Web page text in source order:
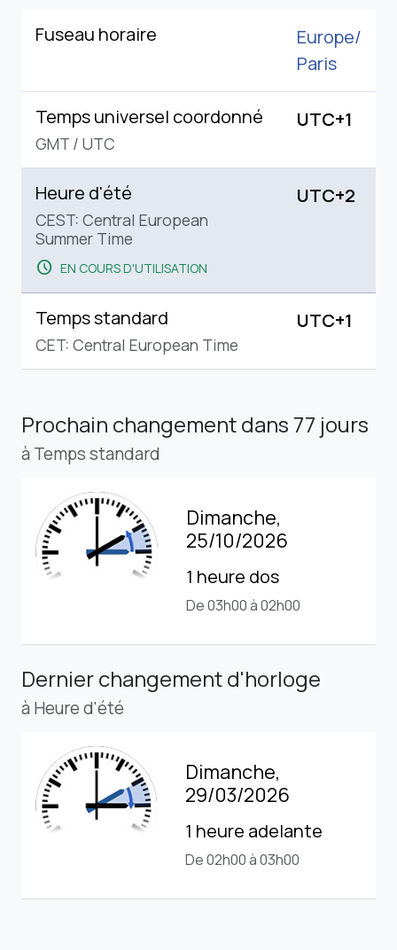
Fuseau horaire
Europe/
Paris
Temps universel coordonné
GMT / UTC
UTC+1
Heure d'été
CEST: Central European
Summer Time
schedule EN COURS D'UTILISATION
UTC+2
Temps standard
CET: Central European Time
UTC+1
Prochain changementdans 77 jours
à Temps standard
Dimanche,
25/10/2026
1 heure dos
De 03h00 à 02h00
Dernier changement d'horloge
à Heure d'été
Dimanche,
29/03/2026
1 heure adelante
De 02h00 à 03h00